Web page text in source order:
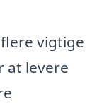
vigtige
at levere